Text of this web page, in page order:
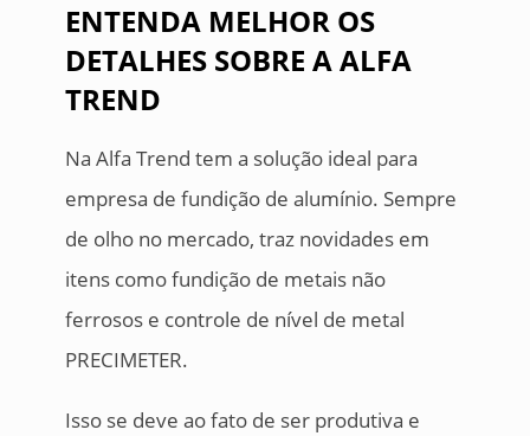
ENTENDA MELHOR OS
DETALHES SOBRE A ALFA
TREND
Na Alfa Trend tem a solução ideal para
empresa de fundição de alumínio. Sempre
de olho no mercado, traz novidades em
itens como fundição de metais não
ferrosos e controle de nível de metal
PRECIMETER.
Isso se deve ao fato de ser produtiva e